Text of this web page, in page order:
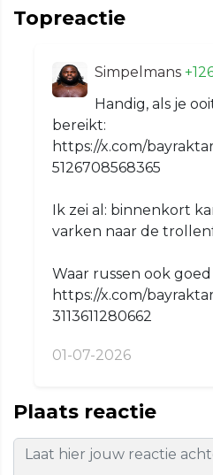
Topreactie
Simpelmans
Handig, als je
bereikt:
https://x.com/
5126708568365
Ik zei al: binnenkort
varken naar de
Waar russen ook
https://x.com/
3113611280662
01-07-2026
Plaats reactie